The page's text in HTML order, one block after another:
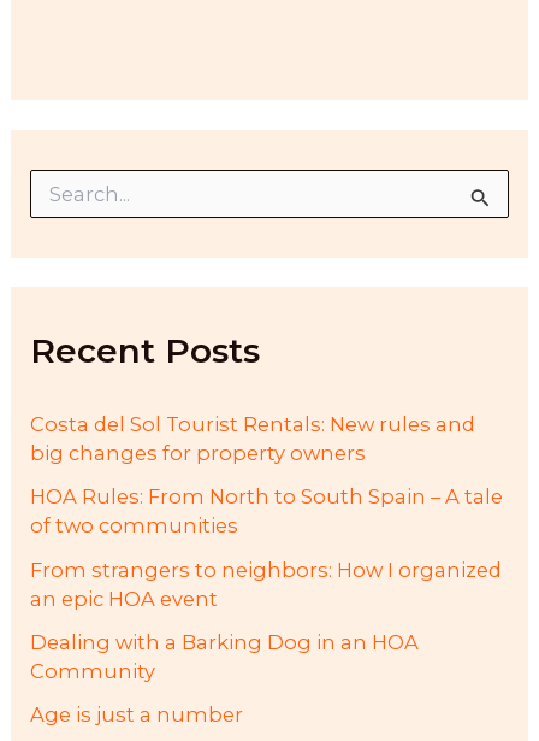
r
o
Recent Posts
Costa del Sol Tourist Rentals: New rules and
big changes for property owners
HOA Rules: From North to South Spain – A tale
of two communities
From strangers to neighbors: How I organized
an epic HOA event
Dealing with a Barking Dog in an HOA
Community
Age is just a number